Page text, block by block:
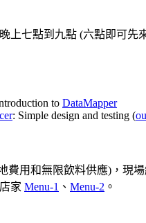
上七點到九點 (六點即可先
to DataMapper
: Simple design and testing (
費用和無限飲料供應)，現場
家 Menu-1 、 Menu-2 。